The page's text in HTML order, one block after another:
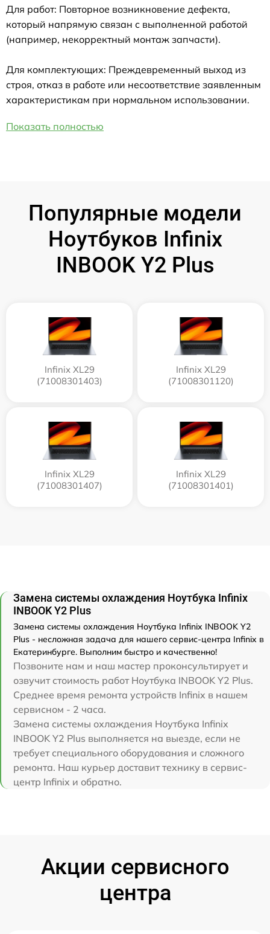
Для работ: Повторное возникновение дефекта,
который напрямую связан с выполненной работой
(например, некорректный монтаж запчасти).
Для комплектующих: Преждевременный выход из
строя, отказ в работе или несоответствие заявленным
характеристикам при нормальном использовании.
Показать полностью
Популярные модели
Ноутбуков Infinix
INBOOK Y2 Plus
Infinix XL29
(71008301403)
Infinix XL29
(71008301120)
Infinix XL29
(71008301407)
Infinix XL29
(71008301401)
Замена системы охлаждения Ноутбука Infinix
INBOOK Y2 Plus
Замена системы охлаждения Ноутбука Infinix INBOOK Y2
Plus - несложная задача для нашего сервис-центра Infinix в
Екатеринбурге. Выполним быстро и качественно!
Позвоните нам и наш мастер проконсультирует и
озвучит стоимость работ Ноутбука INBOOK Y2 Plus.
Среднее время ремонта устройств Infinix в нашем
сервисном - 2 часа.
Замена системы охлаждения Ноутбука Infinix
INBOOK Y2 Plus выполняется на выезде, если не
требует специального оборудования и сложного
ремонта. Наш курьер доставит технику в сервис-
центр Infinix и обратно.
Акции сервисного
центра